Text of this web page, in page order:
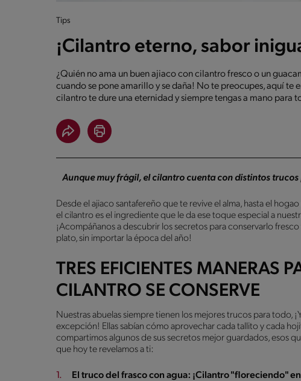
Tips
¡Cilantro eterno, sabor
¿Quién no ama un buen ajiaco con cilantro fresco o un
cuando se pone amarillo y se daña! No te preocupes, aquí te
cilantro te dure una eternidad y siempre tengas a mano para
Aunque muy frágil, el cilantro cuenta con distintos
Desde el ajiaco santafereño que te revive el alma, hasta el
el cilantro es el ingrediente que le da ese toque especial a
¡Acompáñanos a descubrir los secretos para conservarlo
plato, sin importar la época del año!
TRES EFICIENTES MANERAS
CILANTRO SE CONSERVE
Nuestras abuelas siempre tienen los mejores trucos para todo,
excepción! Ellas sabían cómo aprovechar cada tallito y cada
compartimos algunos de sus secretos mejor guardados, esos
que hoy te revelamos a ti:
El truco del frasco con agua: ¡Cilantro "floreciendo"